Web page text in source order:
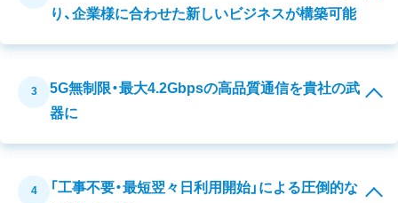
り、企業様に合わせた新しいビジネスが構築可能
3
5G無制限・最大4.2Gbpsの高品質通信を貴社の武
器に
4
「工事不要・最短翌々日利用開始」による圧倒的な